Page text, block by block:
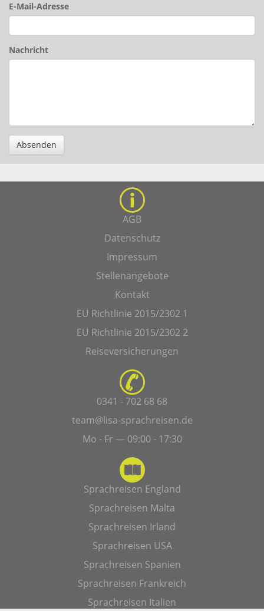
E-Mail-Adresse
Nachricht
Absenden
AGB
Datenschutz
Impressum
Stellenangebote
Kontakt
EU Richtlinie 2015/2302 1
EU Richtlinie 2015/2302 2
Reiseversicherungen
0341 - 702 68 68
team@lisa-sprachreisen.de
Mo - Fr — 09:00 - 17:30
Sprachreisen England
Sprachreisen Malta
Sprachreisen Irland
Sprachreisen USA
Sprachreisen Spanien
Sprachreisen Frankreich
Sprachreisen Italien